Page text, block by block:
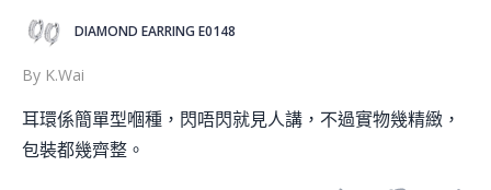
DIAMOND EARRING E0148
By K.wai
耳環係簡單型嗰種，閃唔閃就見人講，不過實物幾精緻，
包裝都幾齊整。